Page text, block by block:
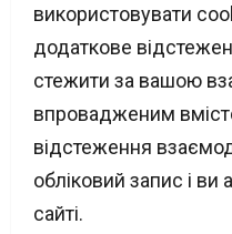
використовувати
додаткове
стежити за вашою
впровадженим
відстеження
обліковий запис і
сайті.